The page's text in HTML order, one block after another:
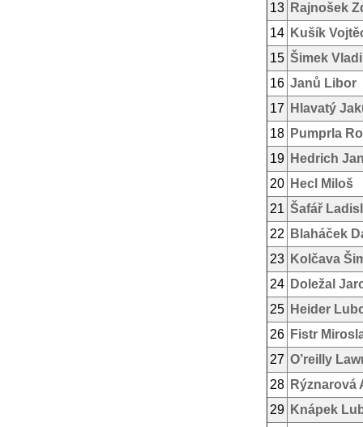
13 Rajnošek
14 Kušík
15 Šimek
16 Janů Libor
17
Hlavatý
18 Pumprla
19 Hedrich
20 Hecl Miloš
21 Šafář
22
Blaháček
23 Kolčava
24 Doležal
25 Heider
26 Fistr
27 O’reilly
28 Rýznarová
29 Knápek